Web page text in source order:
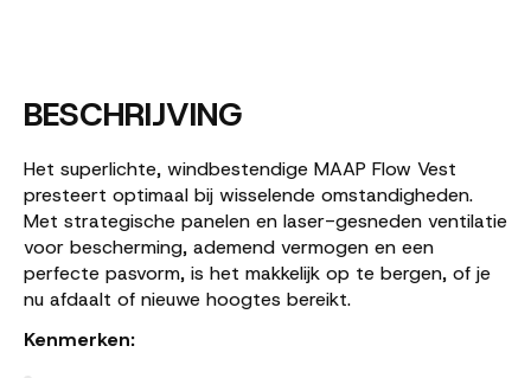
BESCHRIJVING
Het superlichte, windbestendige MAAP Flow Vest
presteert optimaal bij wisselende omstandigheden.
Met strategische panelen en laser-gesneden ventilatie
voor bescherming, ademend vermogen en een
perfecte pasvorm, is het makkelijk op te bergen, of je
nu afdaalt of nieuwe hoogtes bereikt.
Kenmerken: